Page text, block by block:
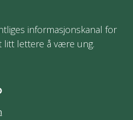
informasjonskanal for
litt lettere å være ung.